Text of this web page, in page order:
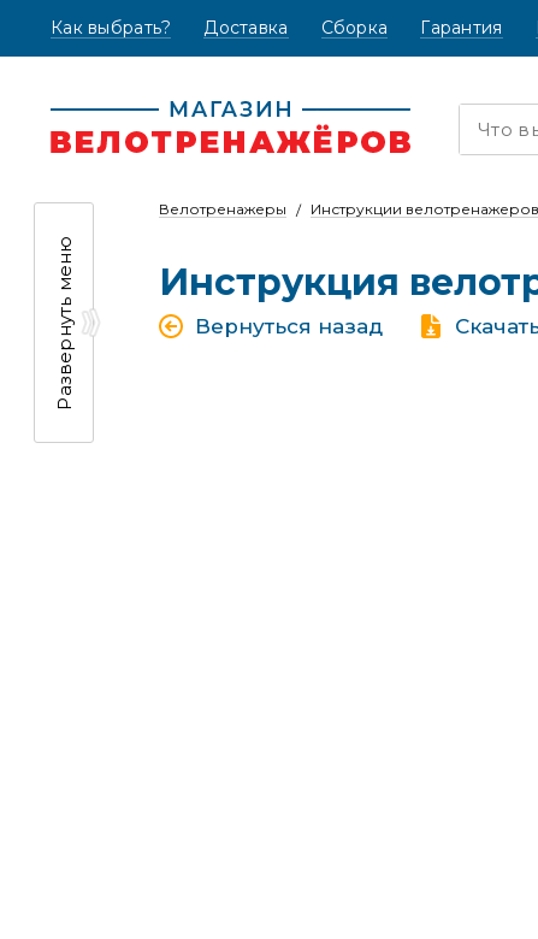
Как выбрать? (текущая)
Доставка Сборка Гарантия
Развернуть меню
Велотренажеры Инструкции велотренажеров
Инструкция
Вернуться назад